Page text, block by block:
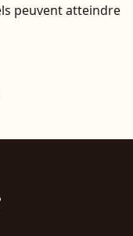
peuvent atteindre